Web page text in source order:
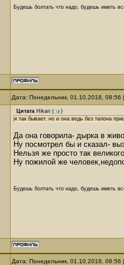
Будешь болтать что надо, будешь иметь
Дата: Понедельник, 01.10.2018,
Цитата Hikari (
)
и так бывает. но и она ведь без талона
Да она говорила- дырка в
Ну посмотрел бы и сказал-
Нельзя же просто так
Ну пожилой же
Будешь болтать что надо, будешь иметь
Дата: Понедельник, 01.10.2018,